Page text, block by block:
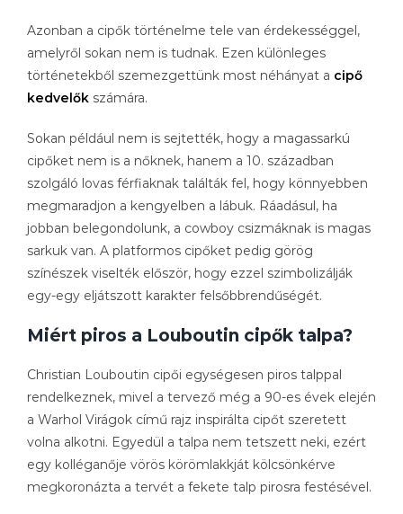
Azonban a cipők történelme tele van érdekességgel,
amelyről sokan nem is tudnak. Ezen különleges
történetekből szemezgettünk most néhányat a cipő
kedvelők számára.
Sokan például nem is sejtették, hogy a magassarkú
cipőket nem is a nőknek, hanem a 10. században
szolgáló lovas férfiaknak találták fel, hogy könnyebben
megmaradjon a kengyelben a lábuk. Ráadásul, ha
jobban belegondolunk, a cowboy csizmáknak is magas
sarkuk van. A platformos cipőket pedig görög
színészek viselték először, hogy ezzel szimbolizálják
egy-egy eljátszott karakter felsőbbrendűségét.
Miért piros a Louboutin cipők talpa?
Christian Louboutin cipői egységesen piros talppal
rendelkeznek, mivel a tervező még a 90-es évek elején
a Warhol Virágok című rajz inspirálta cipőt szeretett
volna alkotni. Egyedül a talpa nem tetszett neki, ezért
egy kolléganője vörös körömlakkját kölcsönkérve
megkoronázta a tervét a fekete talp pirosra festésével.